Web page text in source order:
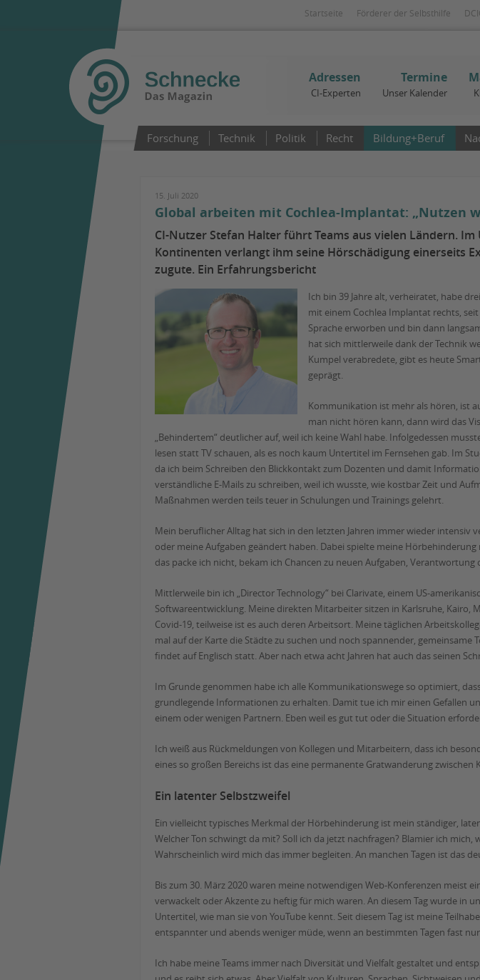
Startseite Förderer der Selbsthilfe
Adressen
CI-Experten
Termine
Unser Kalender
Forschung Technik Politik Recht Bildung+Beruf
15. Juli 2020
Global arbeiten mit Cochlea-Implantat: „Nutzen
CI-Nutzer Stefan Halter führt Teams aus vielen Ländern.
Kontinenten verlangt ihm seine Hörschädigung einerseits
zugute. Ein Erfahrungsbericht
Ich bin 39 Jahre alt, verheiratet, habe
mit einem Cochlea Implantat rechts,
Sprache erworben und bin dann
hat sich mittlerweile dank der Technik
Kumpel verabredete, gibt es heute
geprägt.
Kommunikation ist mehr als hören, ist
man nicht hören kann, dann wird das
„Behindertem“ deutlicher auf, weil ich keine Wahl habe. Infolgedessen
lesen statt TV schauen, als es noch kaum Untertitel im Fernsehen gab. Im
da ich beim Schreiben den Blickkontakt zum Dozenten und damit
verständliche E-Mails zu schreiben, weil ich wusste, wie kostbar Zeit und
Maßnahmen werden teils teuer in Schulungen und Trainings gelehrt.
Mein beruflicher Alltag hat sich in den letzten Jahren immer wieder intensiv
oder meine Aufgaben geändert haben. Dabei spielte meine
das packe ich nicht, bekam ich Chancen zu neuen Aufgaben, Verantwortung
Mittlerweile bin ich „Director Technology“ bei Clarivate, einem US-
Softwareentwicklung. Meine direkten Mitarbeiter sitzen in Karlsruhe, Kairo,
Covid-19, teilweise ist es auch deren Arbeitsort. Meine täglichen
mal auf der Karte die Städte zu suchen und noch spannender,
findet auf Englisch statt. Aber nach etwa acht Jahren hat auch das seinen
Im Grunde genommen habe ich alle Kommunikationswege so optimiert,
grundlegende Informationen zu erhalten. Damit tue ich mir einen Gefallen
einem oder wenigen Partnern. Eben weil es gut tut oder die Situation
Ich weiß aus Rückmeldungen von Kollegen und Mitarbeitern, dass ich
eines so großen Bereichs ist das eine permanente Gratwanderung
Ein latenter Selbstzweifel
Ein vielleicht typisches Merkmal der Hörbehinderung ist mein ständiger,
Welcher Ton schwingt da mit? Soll ich da jetzt nachfragen? Blamier ich
Wahrscheinlich wird mich das immer begleiten. An manchen Tagen ist das
Bis zum 30. März 2020 waren meine notwendigen Web-Konferenzen meist
verwackelt oder Akzente zu heftig für mich waren. An diesem Tag wurde
Untertitel, wie man sie von YouTube kennt. Seit diesem Tag ist meine
entspannter und abends weniger müde, wenn an bestimmten Tagen fast
Ich habe meine Teams immer nach Diversität und Vielfalt gestaltet und